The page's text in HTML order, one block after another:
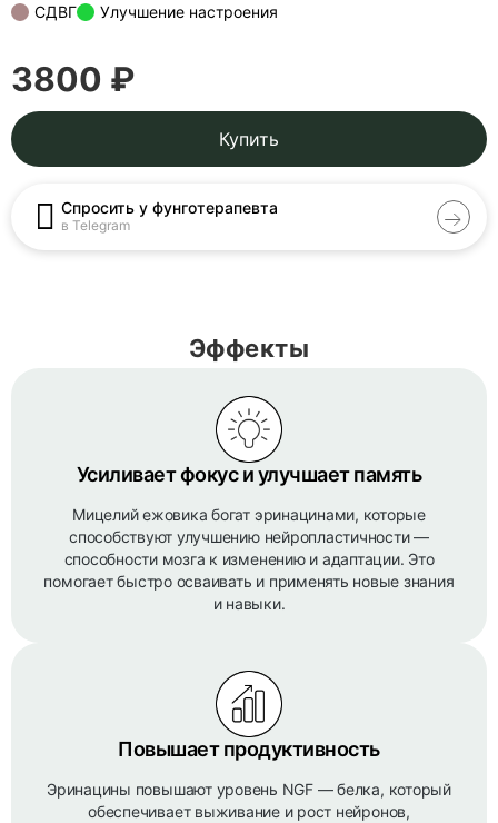
СДВГ
Улучшение настроения
3800 ₽
Купить
Спросить у фунготерапевта
в Telegram
Эффекты
Усиливает фокус и улучшает память
Мицелий ежовика богат эринацинами, которые
способствуют улучшению нейропластичности —
способности мозга к изменению и адаптации. Это
помогает быстро осваивать и применять новые знания
и навыки.
Повышает продуктивность
Эринацины повышают уровень NGF — белка, который
обеспечивает выживание и рост нейронов,